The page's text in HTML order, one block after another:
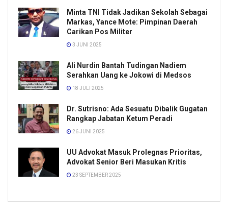
Minta TNI Tidak Jadikan Sekolah Sebagai
Markas, Yance Mote: Pimpinan Daerah
Carikan Pos Militer
3 JUNI 2025
Ali Nurdin Bantah Tudingan Nadiem
Serahkan Uang ke Jokowi di Medsos
18 JULI 2025
Dr. Sutrisno: Ada Sesuatu Dibalik Gugatan
Rangkap Jabatan Ketum Peradi
26 JUNI 2025
UU Advokat Masuk Prolegnas Prioritas,
Advokat Senior Beri Masukan Kritis
23 SEPTEMBER 2025